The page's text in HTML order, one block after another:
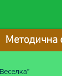
Методична